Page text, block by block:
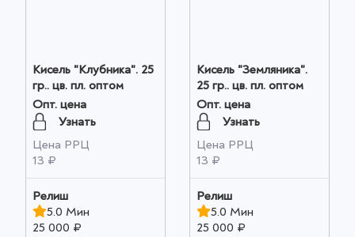
Кисель "Клубника". 25
гр.. цв. пл. оптом
Опт. цена
Узнать
Цена РРЦ
13 ₽
Релиш
5.0 Мин
25 000 ₽
Кисель "Земляника".
25 гр.. цв. пл. оптом
Опт. цена
Узнать
Цена РРЦ
13 ₽
Релиш
5.0 Мин
25 000 ₽